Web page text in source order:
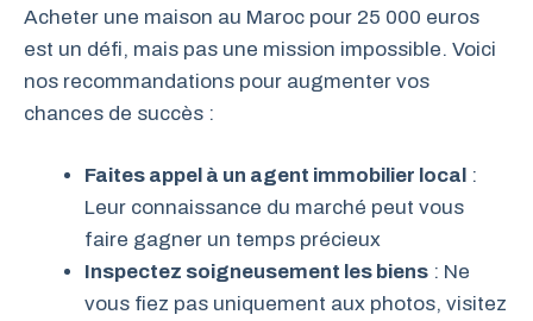
Acheter une maison au Maroc pour 25 000 euros
est un défi, mais pas une mission impossible. Voici
nos recommandations pour augmenter vos
chances de succès :
Faites appel à un agent immobilier local :
Leur connaissance du marché peut vous
faire gagner un temps précieux
Inspectez soigneusement les biens : Ne
vous fiez pas uniquement aux photos, visitez